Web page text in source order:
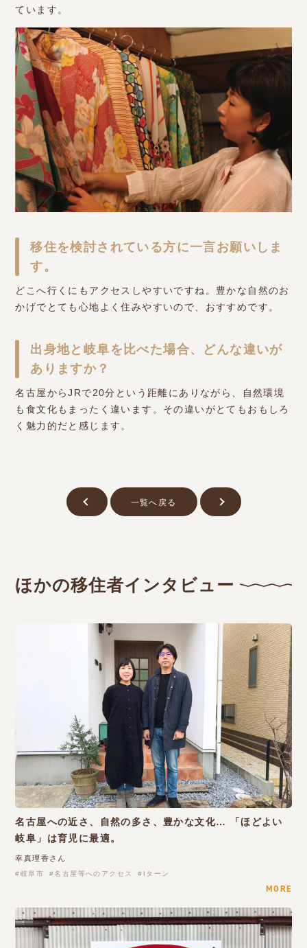
ています。
移住を検討されている方に一言お願いしま
す。
どこへ行くにもアクセスしやすいですね。豊かな自然のお
かげでとても心地よく住みやすいので、おすすめです。
出身地と岐阜を比べた場合、どんな違いが
ありますか？
名古屋からJRで20分という距離にありながら、自然環境
も食文化もまったく違います。その違いがとてもおもしろ
く魅力的だと感じます。
一覧へ戻る
ほかの移住者インタビュー
名古屋への近さ、自然の多さ、豊かな文化… 「ほどよい
岐阜」は育児に最適。
幸真理香さん
岐阜市 名古屋等へのアクセス Iターン
MORE